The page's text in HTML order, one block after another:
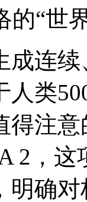
的“世
成连
人类
得注
2，
明确